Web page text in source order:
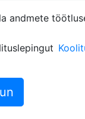
andmete